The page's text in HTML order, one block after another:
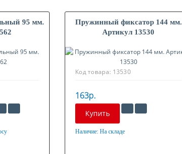
95 мм.
Пружинный фиксатор 144 мм.
Артикул 13530
Код товара: 13530
163р.
Купить
Наличие: На складе